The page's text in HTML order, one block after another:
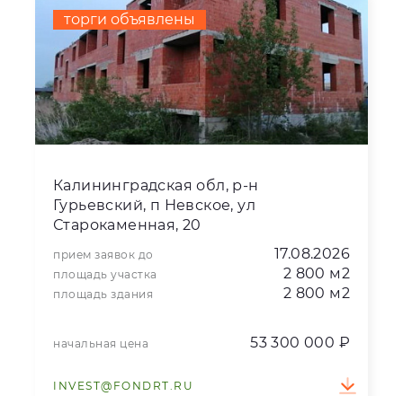
торги объявлены
Калининградская обл, р-н
Гурьевский, п Невское, ул
Старокаменная, 20
прием заявок до 17.08.2026
площадь участка 2 800 м2
площадь здания 2 800 м2
начальная цена 53 300 000 ₽
INVEST@FONDRT.RU